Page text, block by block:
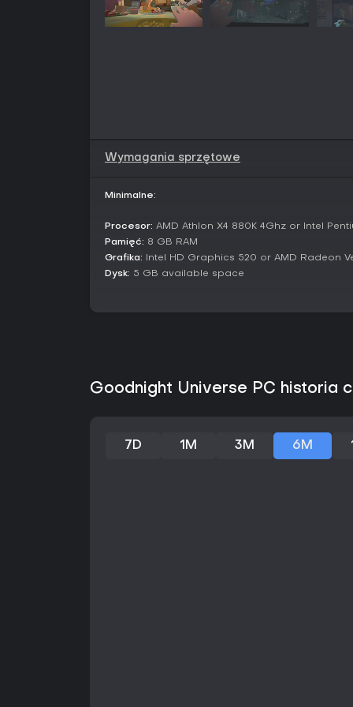
Wymagania sprzętowe
Minimalne:
Procesor: AMD Athlon X4 880K 4Ghz or Intel
Pamięć: 8 GB RAM
Grafika: Intel HD Graphics 520 or AMD Radeon
Dysk: 5 GB available space
Goodnight Universe PC historia
7D 1M 3M 6M